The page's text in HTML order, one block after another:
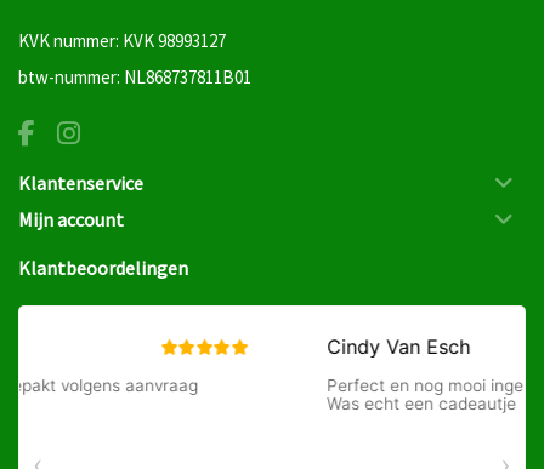
KVK nummer: KVK 98993127
btw-nummer: NL868737811B01
Klantenservice
Mijn account
Klantbeoordelingen